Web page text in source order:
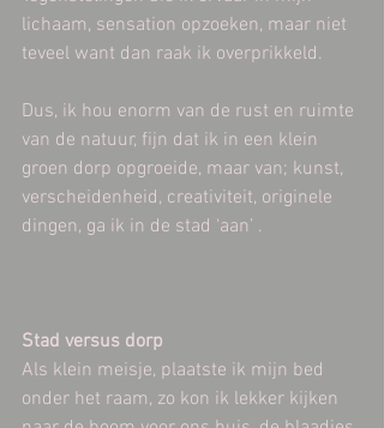
lichaam, sensation opzoeken, maar niet
teveel want dan raak ik overprikkeld.
Dus, ik hou enorm van de rust en ruimte
van de natuur, fijn dat ik in een klein
groen dorp opgroeide, maar van; kunst,
verscheidenheid, creativiteit, originele
dingen, ga ik in de stad ‘aan’ .
Stad versus dorp
Als klein meisje, plaatste ik mijn bed
onder het raam, zo kon ik lekker kijken